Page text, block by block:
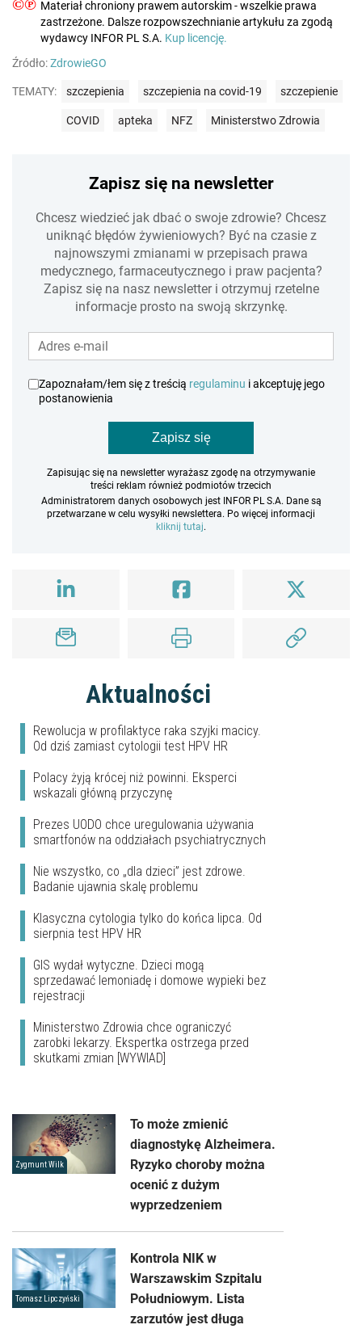
©℗ Materiał chroniony prawem autorskim - wszelkie prawa
zastrzeżone. Dalsze rozpowszechnianie artykułu za zgodą
wydawcy INFOR PL S.A. Kup licencję.
Źródło:ZdrowieGO
TEMATY: szczepienia szczepienia na covid-19 szczepienie
COVID apteka NFZ Ministerstwo Zdrowia
Zapisz się na newsletter
Chcesz wiedzieć jak dbać o swoje zdrowie? Chcesz
uniknąć błędów żywieniowych? Być na czasie z
najnowszymi zmianami w przepisach prawa
medycznego, farmaceutycznego i praw pacjenta?
Zapisz się na nasz newsletter i otrzymuj rzetelne
informacje prosto na swoją skrzynkę.
Zapoznałam/łem się z treścią regulaminu i akceptuję jego
postanowienia
Zapisz się
Zapisując się na newsletter wyrażasz zgodę na otrzymywanie
treści reklam również podmiotów trzecich
Administratorem danych osobowych jest INFOR PL S.A. Dane są
przetwarzane w celu wysyłki newslettera. Po więcej informacji
kliknij tutaj.
Aktualności
Rewolucja w profilaktyce raka szyjki macicy.
Od dziś zamiast cytologii test HPV HR
Polacy żyją krócej niż powinni. Eksperci
wskazali główną przyczynę
Prezes UODO chce uregulowania używania
smartfonów na oddziałach psychiatrycznych
Nie wszystko, co „dla dzieci” jest zdrowe.
Badanie ujawnia skalę problemu
Klasyczna cytologia tylko do końca lipca. Od
sierpnia test HPV HR
GIS wydał wytyczne. Dzieci mogą
sprzedawać lemoniadę i domowe wypieki bez
rejestracji
Ministerstwo Zdrowia chce ograniczyć
zarobki lekarzy. Ekspertka ostrzega przed
skutkami zmian [WYWIAD]
Zygmunt Wilk
To może zmienić
diagnostykę Alzheimera.
Ryzyko choroby można
ocenić z dużym
wyprzedzeniem
Tomasz Lipczyński
Kontrola NIK w
Warszawskim Szpitalu
Południowym. Lista
zarzutów jest długa